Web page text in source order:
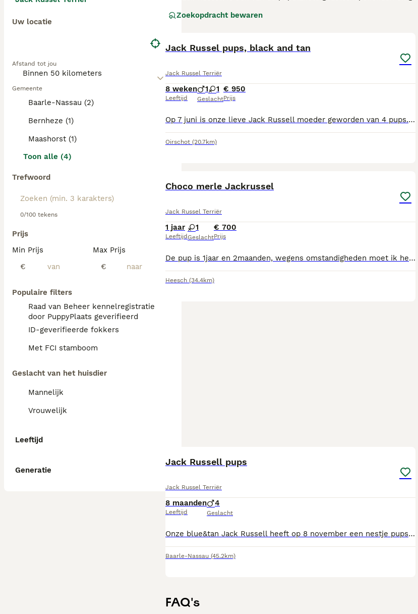
Uw locatie
Afstand tot jou
Gemeente
Baarle-Nassau (2)
Bernheze (1)
Maashorst (1)
Toon alle (4)
Trefwoord
0/100 tekens
Prijs
Min Prijs
€
Max Prijs
€
Populaire filters
Raad van Beheer kennelregistratie
door PuppyPlaats geverifieerd
ID-geverifieerde fokkers
Met FCI stamboom
Geslacht van het huisdier
Mannelijk
Vrouwelijk
Leeftijd
Generatie
beweging en mentale stimulatie nodig om echt gelukkige, goed
Zoekopdracht bewaren
Jack Russel pups, black and tan
Jack Russel Terriër
8 weken
Leeftijd
1 1
Geslacht
€ 950
Prijs
Op 7 juni is onze lieve Jack Russell moeder geworden van 4 pups. Hiervan zijn nog 1 teefje en 1 reutje beschikbaar. Ze zijn gewent aan andere honden, katten en kinderen. Ze zijn inmiddels meerdere keren ontwormd, gechipt, ingeënt en nagekeken door de dierenarts en helemaal gezond bevonden. Heeft u interesse in een van onze pups dan kunt u mailen of bellen naar 06-23952562 Omdat ze inmiddels 8 weken oud zijn en goed zelfstandig kunnen eten mogen ze eventueel meteen mee met hun nieuwe baasje. Ze krijgen dan behalve hun Europees paspoort ook wat brokjes mee die ze hier gewend zijn te eten. Prijs: 950 euro
Oirschot (20.7km)
Choco merle Jackrussel
Jack Russel Terriër
1 jaar
Leeftijd
1
Geslacht
€ 700
Prijs
De pup is 1jaar en 2maanden, wegens omstandigheden moet ik helaas afstand van haar doen, opzoek naar een nieuwe goudenmandje bij meer info kunt u me bellen of appen 0646796606 mvg
Heesch (34.4km)
Jack Russell pups
Jack Russel Terriër
8 maanden
Leeftijd
4
Geslacht
Onze blue&tan Jack Russell heeft op 8 november een nestje pups gekregen, 4 reutjes. Vader is een black merle en woont ook bij ons. Beide ouders zijn laagbenig. Ze groeien op in huiselijke kring en worden elke 2 weken ontwormd, ze worden nagekeken door de dierenarts en gechipt en krijgen een Europees paspoort mee. Ze groeien op met andere honden en katten. Het zijn lieve aanhankelijke sociale puppy’s. Ze mogen het nestje vanaf volgend weekend verlaten. Voor reservering vragen we een aanbetaling van €200 💙 black merle reu € 900 💙 white merle reu (met blauwe ogen) €900 ( gereserveerd voor Sander ) 💙 black & tan reu € 800 💙 3 kleurige bonte reu €750
Baarle-Nassau (45.2km)
FAQ's